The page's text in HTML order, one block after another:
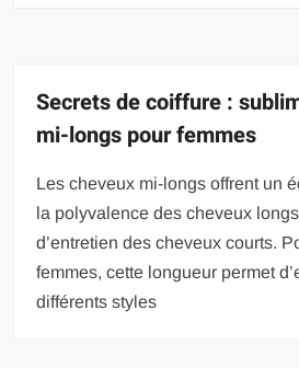
Secrets de coiffure :
mi-longs pour femmes
Les cheveux mi-longs offrent un
la polyvalence des cheveux
d’entretien des cheveux courts.
femmes, cette longueur permet
différents styles